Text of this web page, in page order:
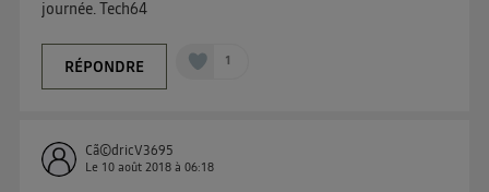
journée. Tech64
RÉPONDRE 1
Cã©dricV3695
Le 10 août 2018 à06:18